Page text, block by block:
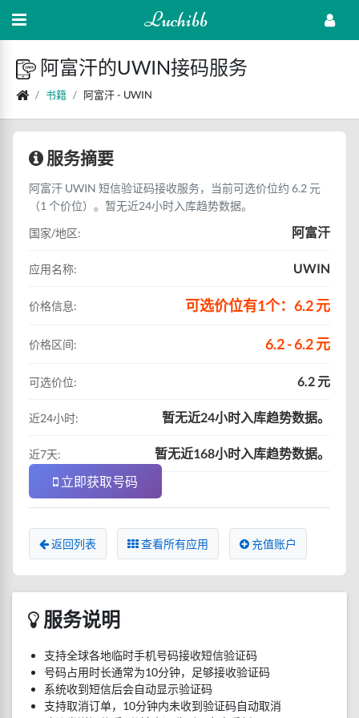
Luchibb
阿富汗的UWIN接码服务
书籍 阿富汗 - UWIN
服务摘要
阿富汗 UWIN 短信验证码接收服务，当前可选价位约 6.2 元
（1 个价位）。暂无近24小时入库趋势数据。
国家/地区:
阿富汗
应用名称: UWIN
价格信息: 可选价位有1个：6.2 元
价格区间: 6.2 - 6.2 元
可选价位: 6.2 元
近24小时: 暂无近24小时入库趋势数据。
近7天:
暂无近168小时入库趋势数据。
立即获取号码
返回列表 查看所有应用 充值账户
服务说明
支持全球各地临时手机号码接收短信验证码
号码占用时长通常为10分钟，足够接收验证码
系统收到短信后会自动显示验证码
支持取消订单，10分钟内未收到验证码自动取消